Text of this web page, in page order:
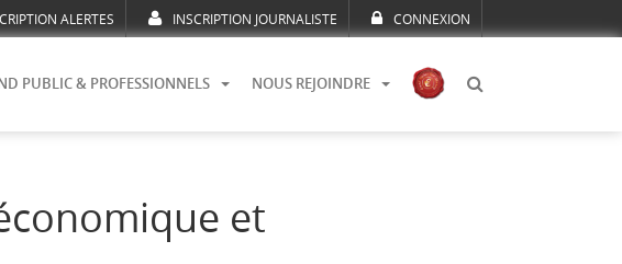
ALERTES INSCRIPTION JOURNALISTE CONNEXION
PUBLIC & PROFESSIONNELS NOUS REJOINDRE
et